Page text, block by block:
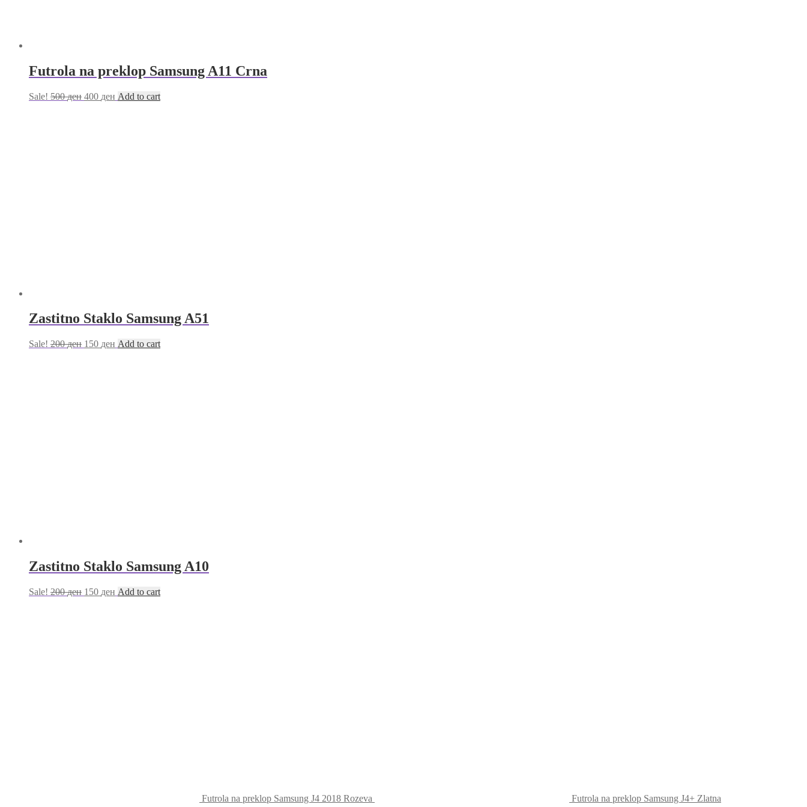
Futrola na preklop Samsung A11 Crna
Sale! 500ден 400 ден Add to cart
Zastitno Staklo Samsung A51
Sale! 200ден 150 ден Add to cart
Zastitno Staklo Samsung A10
Sale! 200ден 150 ден Add to cart
Futrola na preklop Samsung J4 2018 Rozeva Futrola na preklop Samsung J4+ Zlatna